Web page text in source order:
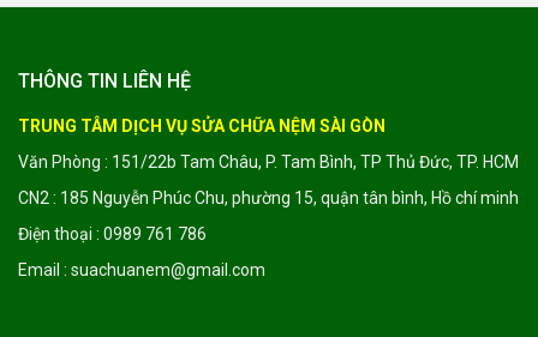
THÔNG TIN LIÊN HỆ
TRUNG TÂM DỊCH VỤ SỬA CHỮA NỆM SÀI GÒN
Văn Phòng : 151/22b Tam Châu, P. Tam Bình, TP Thủ Đức, TP. HCM
CN2 : 185 Nguyễn Phúc Chu, phường 15, quận tân bình, Hồ chí minh
Điện thoại : 0989 761 786
Email : suachuanem@gmail.com